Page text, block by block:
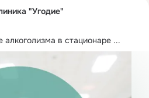
"Угодие"
в стационаре ...